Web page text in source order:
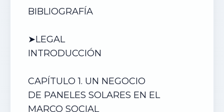
BIBLIOGRAFÍA
➤LEGAL
INTRODUCCIÓN
CAPÍTULO 1. UN NEGOCIO
DE PANELES SOLARES EN EL
MARCO SOCIAL